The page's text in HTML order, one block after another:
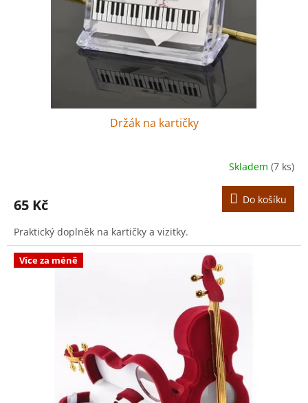
Držák na kartičky
Skladem (7 ks)
65 Kč Do košíku
Praktický doplněk na kartičky a vizitky.
Více za méně